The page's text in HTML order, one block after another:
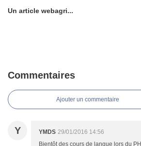
Un article webagri...
Commentaires
Ajouter un commentaire
Y YMDS 29/01/2016 14:56
Bientôt des cours de langue lors du